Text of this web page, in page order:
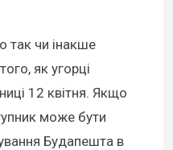
так чи інакше
як угорці
12 квітня. Якщо
може бути
Будапешта в